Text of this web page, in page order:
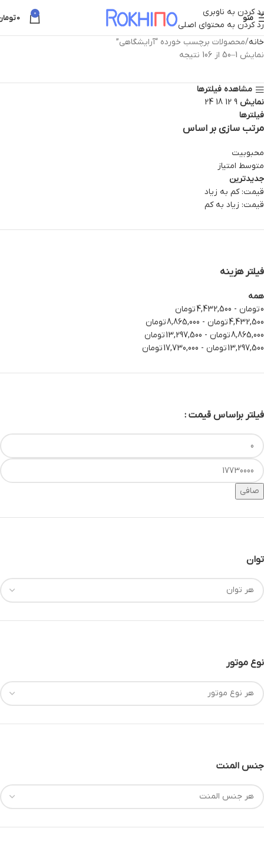
رد کردن به ناوبری
رد کردن به محتوای اصلی
منو 0
0
خانه محصولات برچسب خورده “آرایشگاهی”
نمایش 1–50 از 106 نتیجه
مشاهده فیلترها
نمایش 9
12
18
24
فیلترها
مرتب سازی بر اساس
محبوبیت
متوسط امتیاز
جدیدترین
قیمت: کم به زیاد
قیمت: زیاد به کم
فیلتر هزینه
همه
0تومان -
4,432,500تومان
4,432,500تومان -
8,865,000تومان
8,865,000تومان -
13,297,500تومان
13,297,500تومان -
17,730,000تومان
فیلتر براساس قیمت :
صافی
توان
نوع موتور
جنس المنت